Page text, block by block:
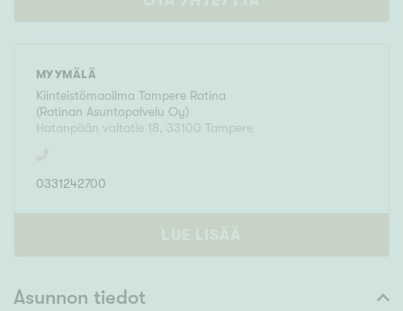
MYYMÄLÄ
Kiinteistömaailma Tampere Ratina
(Ratinan Asuntopalvelu Oy)
Hatanpään valtatie 18, 33100 Tampere
0331242700
LUE LISÄÄ
Asunnon tiedot